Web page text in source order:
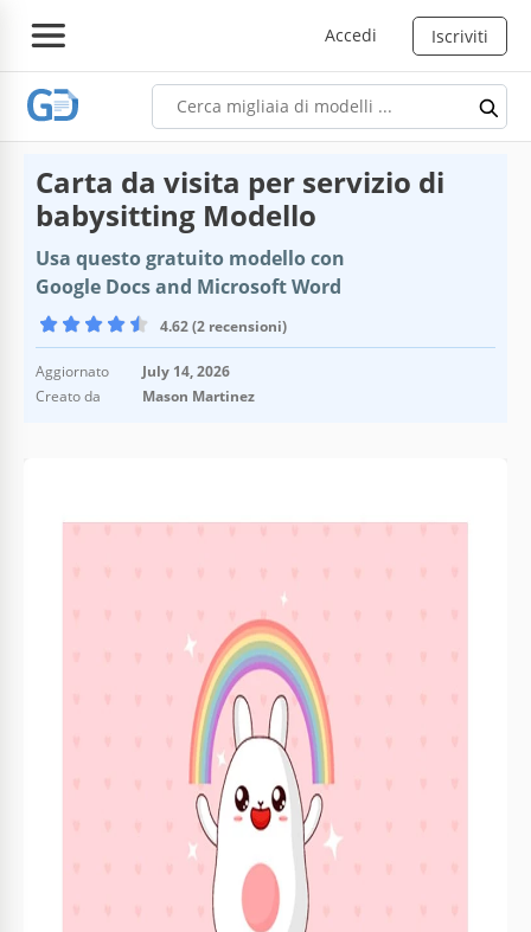
Accedi Iscriviti
Carta da visita per servizio di
babysitting Modello
Usa questo gratuito modello con
Google Docs and Microsoft Word
4.62 (2 recensioni)
Aggiornato
July 14, 2026
Creato da
Mason Martinez